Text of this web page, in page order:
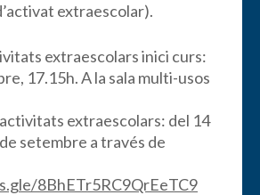
extraescolar).
extraescolars inici curs:
17.15h. A la sala multi-usos
extraescolars: del 14
setembre a través de
8BhETr5RC9QrEeTC9